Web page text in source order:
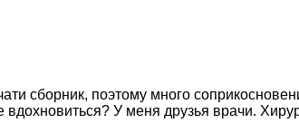
сборник, поэтому много
У меня друзья врачи.